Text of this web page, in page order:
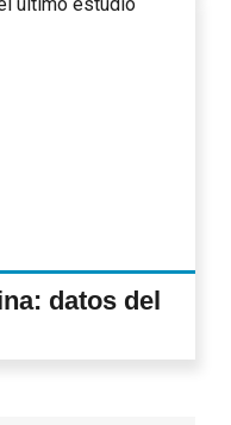
datos del